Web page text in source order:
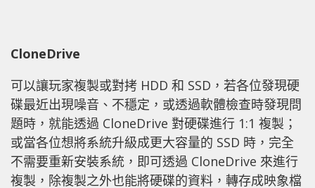
CloneDrive
可以讓玩家複製或對拷 HDD 和 SSD，若各位發現硬
碟最近出現噪音、不穩定，或透過軟體檢查時發現問
題時，就能透過 CloneDrive 對硬碟進行 1:1 複製；
或當各位想將系統升級成更大容量的 SSD 時，完全
不需要重新安裝系統，即可透過 CloneDrive 來進行
複製，除複製之外也能將硬碟的資料，轉存成映象檔